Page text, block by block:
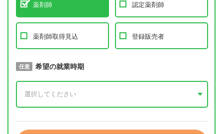
薬剤師 認定薬剤師
薬剤師取得見込 登録販売者
必須 取得予定年
任意 希望の就業時期